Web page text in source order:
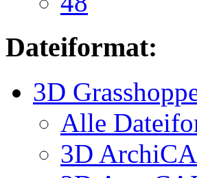
Dateiformat:
3D
Alle
3D